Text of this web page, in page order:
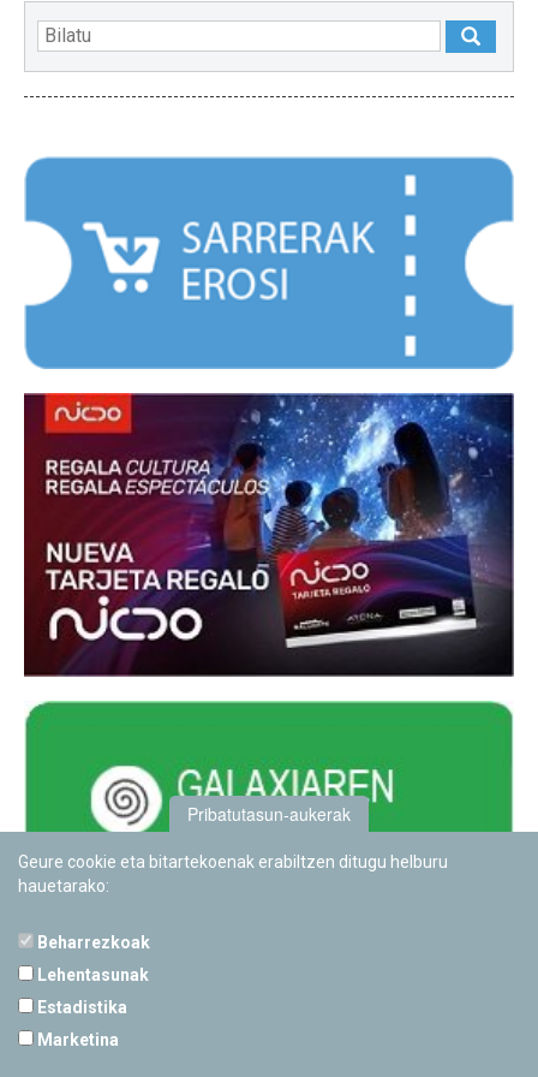
Pribatutasun-aukerak
Geure cookie eta bitartekoenak erabiltzen ditugu helburu
hauetarako:
Beharrezkoak
Lehentasunak
Estadistika
Marketina